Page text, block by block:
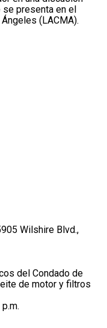
presenta en el
(LACMA).
Wilshire Blvd.,
del Condado de
de motor y filtros